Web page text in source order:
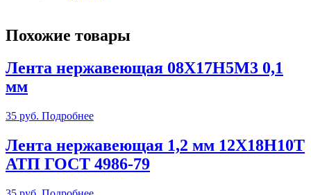
Похожие товары
Лента нержавеющая 08Х17Н5М3 0,1
мм
35 руб. Подробнее
Лента нержавеющая 1,2 мм 12Х18Н10Т
АТП ГОСТ 4986-79